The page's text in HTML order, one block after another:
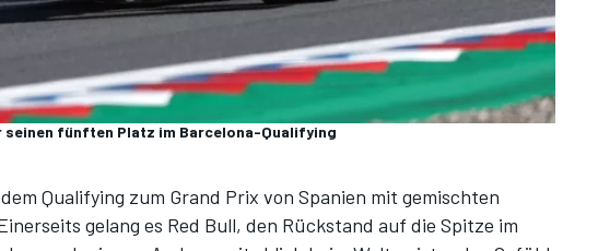
seinen fünften Platz im Barcelona-Qualifying
Qualifying zum Grand Prix von Spanien mit gemischten
gelang es Red Bull, den Rückstand auf die Spitze im